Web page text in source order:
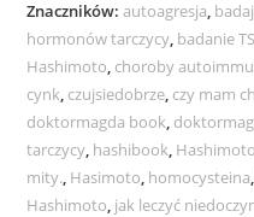
Znaczników:autoagresja,
hormonów tarczycy, badanie
Hashimoto, choroby
cynk, czujsiedobrze, czy mam
doktormagda book,
tarczycy, hashibook,
mity., Hasimoto, homocysteina,
Hashimoto, jak leczyć